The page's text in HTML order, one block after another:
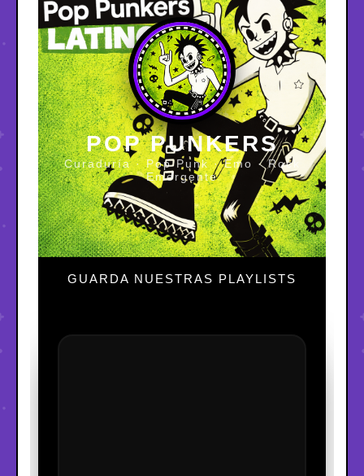
POP PUNKERS
Curaduría · Pop Punk · Emo · Rock
Emergente
GUARDA NUESTRAS PLAYLISTS